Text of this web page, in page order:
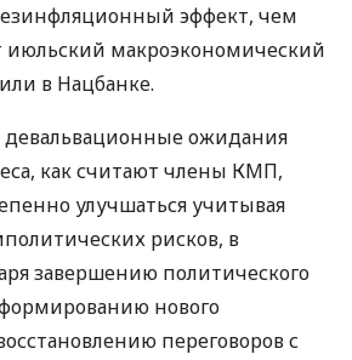
эффект, чем
июльский макроэкономический
в Нацбанке.
ожидания
как считают члены КМП,
улучшаться учитывая
рисков, в
завершению политического
нового
переговоров с